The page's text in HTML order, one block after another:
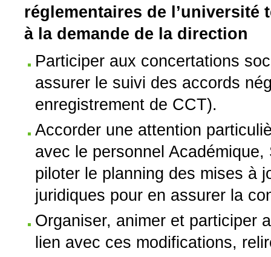
réglementaires de l’université
à la demande de la direction
Participer aux concertations
assurer le suivi des accords
enregistrement de CCT).
Accorder une attention
avec le personnel
piloter le planning des mises à
juridiques pour en assurer la
Organiser, animer et participer
lien avec ces modifications,